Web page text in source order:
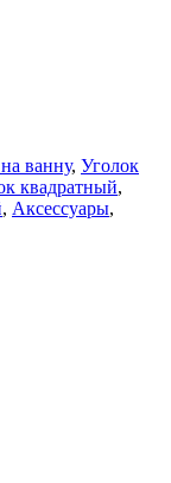
ванну, Уголок
квадратный,
, Аксессуары,